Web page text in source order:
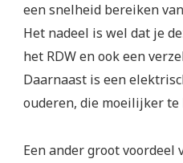
een snelheid bereiken
Het nadeel is wel dat je
het RDW en ook een
Daarnaast is een
ouderen, die moeilijker te
Een ander groot voordeel